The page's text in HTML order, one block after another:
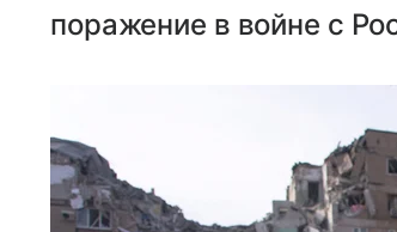
поражение в войне с